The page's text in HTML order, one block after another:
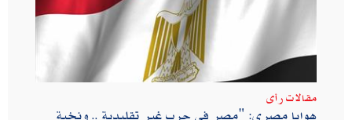
مقالات رأى
هوايا مصري: "مصر في حرب غير تقليدية .. ونخبة